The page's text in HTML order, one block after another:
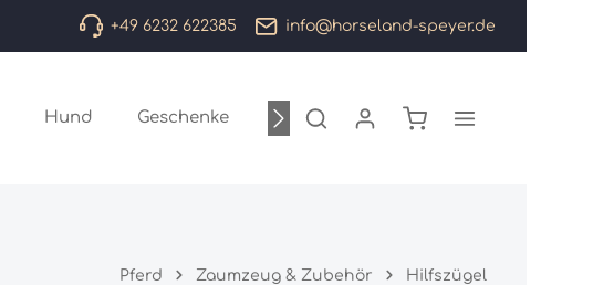
+49 6232 622385 info@horseland-speyer.de
Hund Geschenke Sale % MarkenWarenkorb enthält
Pferd Zaumzeug & Zubehör Hilfszügel